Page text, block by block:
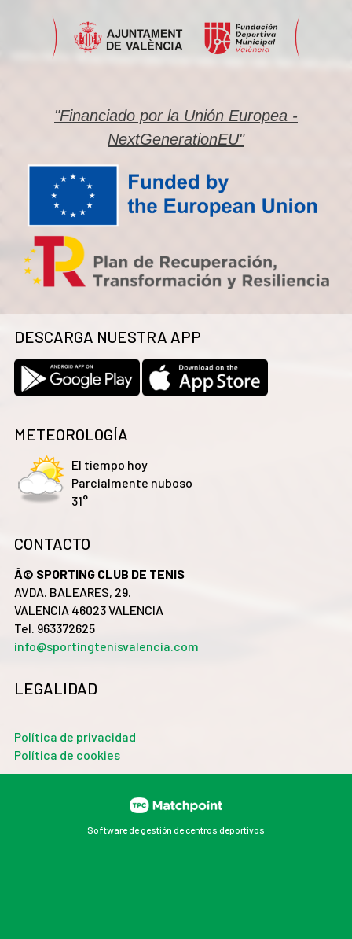
"Financiado por la Unión Europea -
NextGenerationEU"
DESCARGA NUESTRA APP
METEOROLOGÍA
El tiempo hoy
Parcialmente nuboso
31°
CONTACTO
Â© SPORTING CLUB DE TENIS
AVDA. BALEARES, 29.
VALENCIA 46023 VALENCIA
Tel. 963372625
info@sportingtenisvalencia.com
LEGALIDAD
Política de privacidad
Política de cookies
Software de gestión de centros deportivos